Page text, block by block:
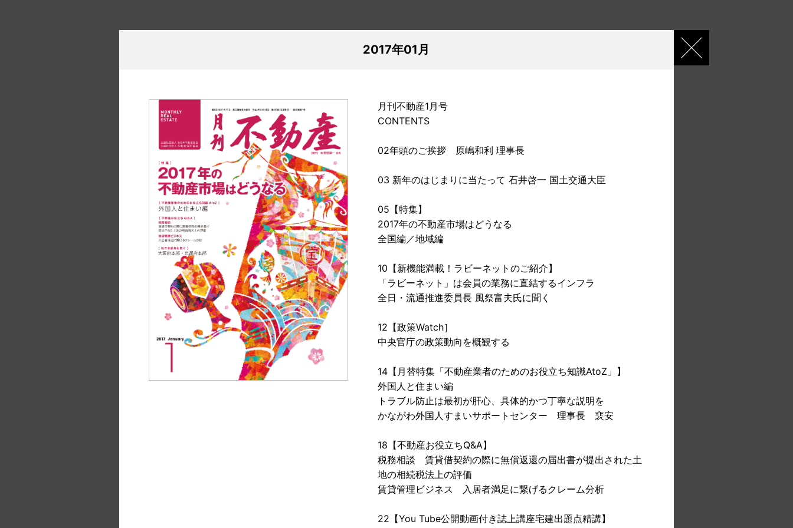
2017年01月
月刊不動産1月号
CONTENTS
02年頭のご挨拶 原嶋和利 理事長
03 新年のはじまりに当たって 石井啓一 国土交通大臣
05【特集】
2017年の不動産市場はどうなる
全国編／地域編
10【新機能満載！ラビーネットのご紹介】
「ラビーネット」は会員の業務に直結するインフラ
全日・流通推進委員長 風祭富夫氏に聞く
12【政策Watch］
中央官庁の政策動向を概観する
14【月替特集「不動産業者のためのお役立ち知識AtoZ」】
外国人と住まい編
トラブル防止は最初が肝心、具体的かつ丁寧な説明を
かながわ外国人すまいサポートセンター 理事長 裵安
18【不動産お役立ちQ&A】
税務相談 賃貸借契約の際に無償返還の届出書が提出された土
地の相続税法上の評価
賃貸管理ビジネス 入居者満足に繋げるクレーム分析
22【You Tube公開動画付き誌上講座宅建出題点精講】